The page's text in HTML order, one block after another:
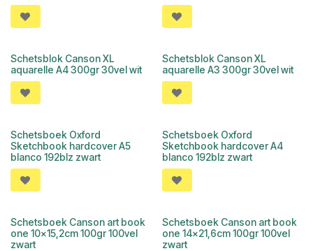
Schetsblok Canson XL
aquarelle A4 300gr 30vel wit
Schetsblok Canson XL
aquarelle A3 300gr 30vel wit
Schetsboek Oxford
Sketchbook hardcover A5
blanco 192blz zwart
Schetsboek Oxford
Sketchbook hardcover A4
blanco 192blz zwart
Schetsboek Canson art book
one 10x15,2cm 100gr 100vel
zwart
Schetsboek Canson art book
one 14x21,6cm 100gr 100vel
zwart